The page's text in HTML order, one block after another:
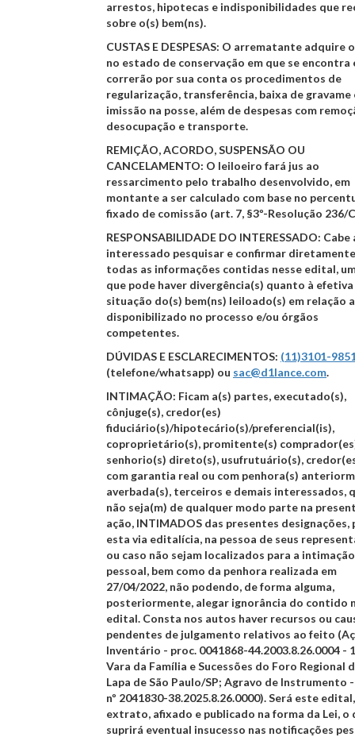
arrestos, hipotecas e indisponibilidades que
sobre o(s) bem(ns).
CUSTAS E DESPESAS: O arrematante adquire
no estado de conservação em que se encontra
correrão por sua conta os procedimentos de
regularização, transferência, baixa de gravame
imissão na posse, além de despesas com
desocupação e transporte.
REMIÇÃO, ACORDO, SUSPENSÃO OU
CANCELAMENTO: O leiloeiro fará jus ao
ressarcimento pelo trabalho desenvolvido, em
montante a ser calculado com base no
fixado de comissão (art. 7, §3º-Resolução 236/
RESPONSABILIDADE DO INTERESSADO: Cabe
interessado pesquisar e confirmar diretamente
todas as informações contidas nesse edital,
que pode haver divergência(s) quanto à efetiva
situação do(s) bem(ns) leiloado(s) em relação
disponibilizado no processo e/ou órgãos
competentes.
DÚVIDAS E ESCLARECIMENTOS: (11)3101-
(telefone/whatsapp) ou sac@d1lance.com.
INTIMAÇÃO: Ficam a(s) partes, executado(s),
cônjuge(s), credor(es)
fiduciário(s)/hipotecário(s)/preferencial(is),
coproprietário(s), promitente(s)
senhorio(s) direto(s), usufrutuário(s),
com garantia real ou com penhora(s)
averbada(s), terceiros e demais interessados,
não seja(m) de qualquer modo parte na
ação, INTIMADOS das presentes designações,
esta via editalícia, na pessoa de seus
ou caso não sejam localizados para a intimação
pessoal, bem como da penhora realizada em
27/04/2022, não podendo, de forma alguma,
posteriormente, alegar ignorância do contido
edital. Consta nos autos haver recursos ou
pendentes de julgamento relativos ao feito
Inventário - proc. 0041868-44.2003.8.26.0004 -
Vara da Família e Sucessões do Foro Regional
Lapa de São Paulo/SP; Agravo de Instrumento -
nº 2041830-38.2025.8.26.0000). Será este
extrato, afixado e publicado na forma da Lei, o
suprirá eventual insucesso nas notificações